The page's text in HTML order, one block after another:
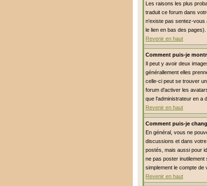
Les raisons les plus
traduit ce forum dans
n'existe pas sentez-vous
le lien en bas des pages).
Revenir en haut
Comment puis-je
Il peut y avoir deux
générallement elles
celle-ci peut se trouver
forum d'activer les
que l'administrateur en a
Revenir en haut
Comment puis-je
En général, vous ne
discussions et dans
postés, mais aussi pour
ne pas poster
simplement le compte de
Revenir en haut